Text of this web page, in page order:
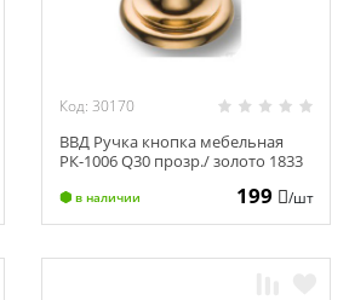
Код: 30170
ВВД Ручка кнопка мебельная
РК-1006 Q30 прозр./ золото 1833
в наличии 199 /шт